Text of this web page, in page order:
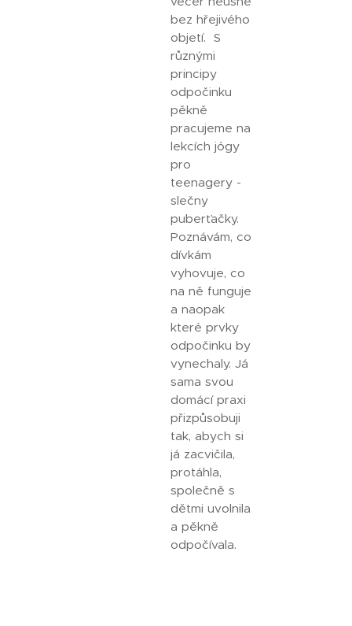
bez hřejivého
objetí. S
různými
principy
odpočinku
pěkně
pracujeme na
lekcích jógy
pro
teenagery -
slečny
puberťačky.
Poznávám, co
dívkám
vyhovuje, co
na ně funguje
a naopak
které prvky
odpočinku by
vynechaly. Já
sama svou
domácí praxi
přizpůsobuji
tak, abych si
já zacvičila,
protáhla,
společně s
dětmi uvolnila
a pěkně
odpočívala.